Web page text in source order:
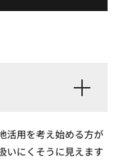
活用を考え始める方が
いにくそうに見えます